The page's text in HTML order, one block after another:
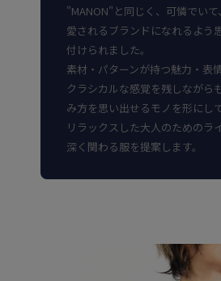
"MANON"と同じく、可憐でいて
愛されるブランドになれるよう
付けられました。
素材・パターンが持つ魅力・表
クラシカルな感覚を残しながら
み方を思い出せるモノを形にし
リラックスした大人のためのラ
深く関わる服を提案します。